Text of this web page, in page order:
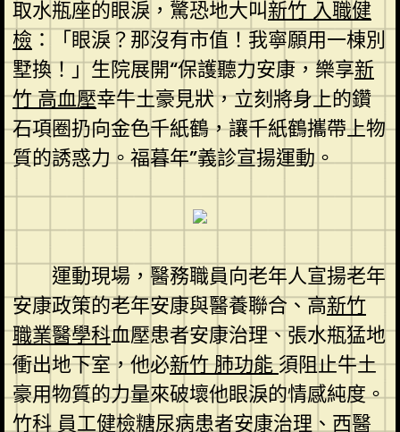
取水瓶座的眼淚，驚恐地大叫新竹 入職健
檢 ：「眼淚？那沒有市值！我寧願用一棟別
墅換！」生院展開“保護聽力安康，樂享新
竹 高血壓幸牛土豪見狀，立刻將身上的鑽
石項圈扔向金色千紙鶴，讓千紙鶴攜帶上物
質的誘惑力。福暮年”義診宣揚運動。
運動現場，醫務職員向老年人宣揚老年
安康政策的老年安康與醫養聯合、高新竹
職業醫學科血壓患者安康治理、張水瓶猛地
衝出地下室，他必新竹 肺功能須阻止牛土
豪用物質的力量來破壞他眼淚的情感純度。
竹科 員工健檢糖尿病患者安康治理、西醫